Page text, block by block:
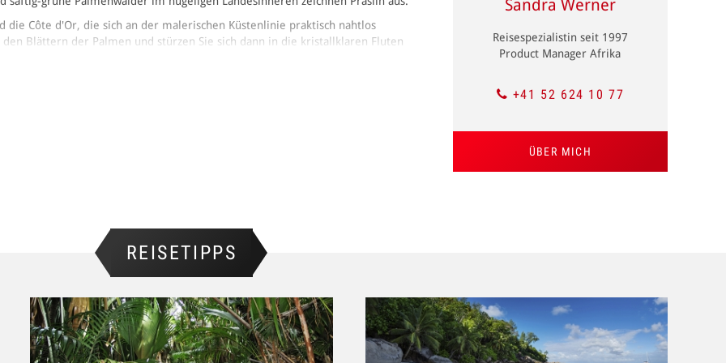
Côte d'Or, die sich an der malerischen Küstenlinie praktisch nahtlos
Blättern der Palmen und stürzen Sie sich dann in die kristallklaren Fluten
auf Praslin. Starten Sie von der Südküste aus zum Hochplateau «La Plaine
Insel gewährt. Über den Pasquere-Strand erreichen Sie schliesslich die
lernen Sie unterwegs mehr über Flora und Fauna der Seychellen.
leben in einem echten Garten Eden im Inneren von Praslin. Die Insel wird von
ins Vallée de Mai führt. Der kleine Nationalpark gehört zum UNESCO-
Sandra Werner
Reisespezialistin seit 1997
Product Manager Afrika
+41 52 624 10 77
ÜBER MICH
REISETIPPS